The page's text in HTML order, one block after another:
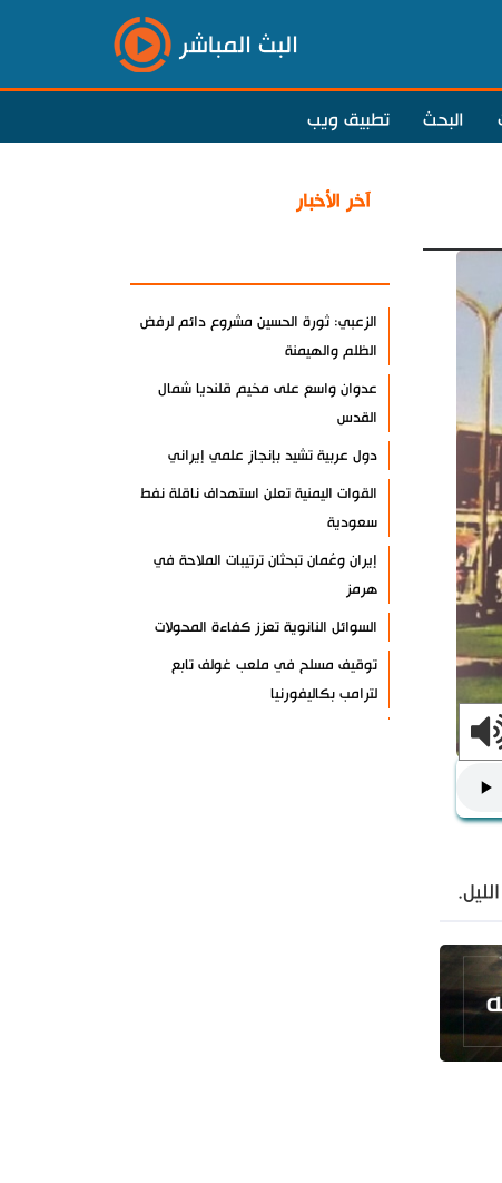
البث المباشر
البحث تطبيق ويب
آخر الأخبار
الزعبي: ثورة الحسين مشروع دائم لرفض
الظلم والهيمنة
عدوان واسع على مخيم قلنديا شمال
القدس
دول عربية تشيد بإنجاز علمي إيراني
القوات اليمنية تعلن استهداف ناقلة نفط
سعودية
إيران وعُمان تبحثان ترتيبات الملاحة في
هرمز
السوائل النانوية تعزز كفاءة المحولات
توقيف مسلح في ملعب غولف تابع
لترامب بكاليفورنيا